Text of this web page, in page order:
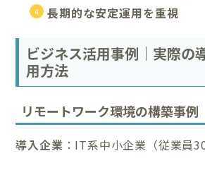
長期的な安定運用を重視
ビジネス活用事例｜実際の
用方法
リモートワーク環境の構築事例
導入企業 ：IT系中小企業（従業員30